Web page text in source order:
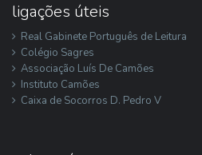
ligações úteis
Real Gabinete Português de Leitura
Colégio Sagres
Associação Luís De Camões
Instituto Camões
Caixa de Socorros D. Pedro V